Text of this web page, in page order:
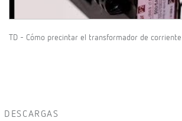
TD - Cómo precintar el transformador de corriente
DESCARGAS